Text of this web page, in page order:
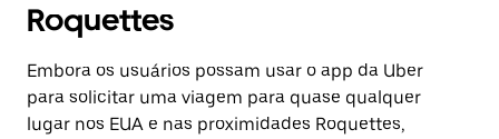
Roquettes
Embora os usuários possam usar o app da Uber
para solicitar uma viagem para quase qualquer
lugar nos EUA e nas proximidades Roquettes,